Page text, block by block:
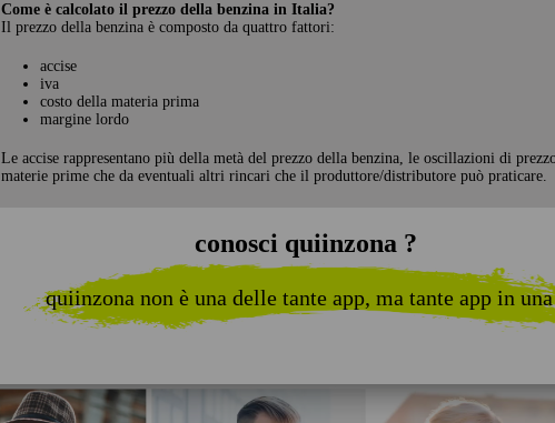
Come è calcolato il prezzo della benzina in Italia?
Il prezzo della benzina è composto da quattro fattori:
accise
iva
costo della materia prima
margine lordo
Le accise rappresentano più della metà del prezzo della benzina, le oscillazioni di
materie prime che da eventuali altri rincari che il produttore/distributore può praticare.
conosci quiinzona ?
quiinzona non è una delle tante app, ma tante app in